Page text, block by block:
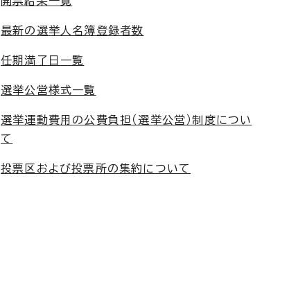
最新の選挙人名簿登録者数
任期満了日一覧
選挙公営様式一覧
選挙運動費用の公費負担（選挙公営）制度につい
て
投票区および投票所の集約について